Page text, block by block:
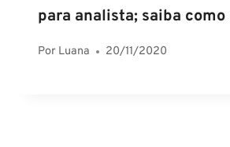
para analista; saiba
Por Luana 20/11/2020